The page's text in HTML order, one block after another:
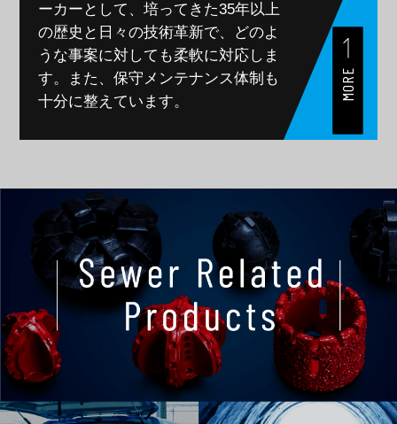
ーカーとして、 培ってきた35年以上
の歴史と日々の技術革新で、
どのよ
うな事案に対しても柔軟に対応しま
す。
また、保守メンテナンス体制も
十分に整えています。
MORE